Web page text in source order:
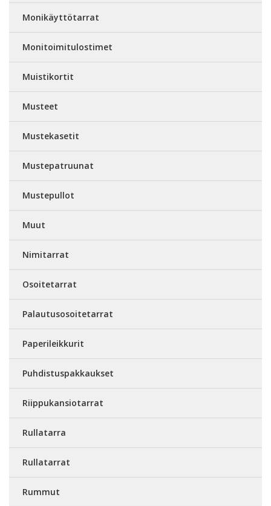
Monikäyttötarrat
Monitoimitulostimet
Muistikortit
Musteet
Mustekasetit
Mustepatruunat
Mustepullot
Muut
Nimitarrat
Osoitetarrat
Palautusosoitetarrat
Paperileikkurit
Puhdistuspakkaukset
Riippukansiotarrat
Rullatarra
Rullatarrat
Rummut